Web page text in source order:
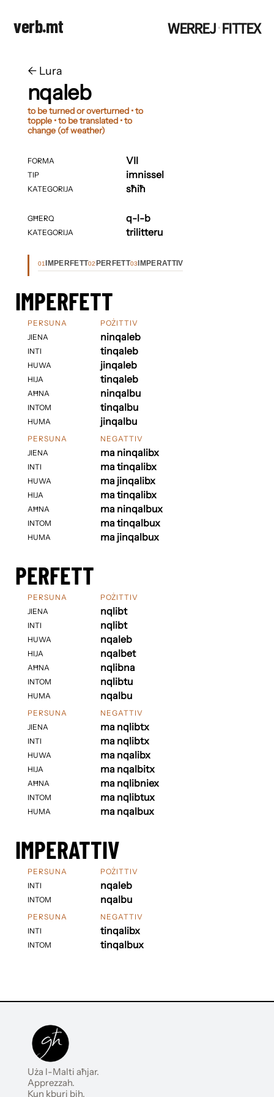
verb.mt WERREJ·FITTEX
← ​​Lura
nqaleb
to be turned or overturned • to
topple • to be translated • to
change (of weather)
FORMA
TIP
KATEGORIJA
GĦERQ
KATEGORIJA
VII
imnissel
sħiħ
q-l-b
trilitteru
01 IMPERFETT02 PERFETT03 IMPERATTIV
IMPERFETT
PERSUNA
JIENA
INTI
HUWA
HIJA
AĦNA
INTOM
HUMA
POŻITTIV
ninqaleb
tinqaleb
jinqaleb
tinqaleb
ninqalbu
tinqalbu
jinqalbu
PERSUNA
JIENA
INTI
HUWA
HIJA
AĦNA
INTOM
HUMA
NEGATTIV
ma ninqalibx
ma tinqalibx
ma jinqalibx
ma tinqalibx
ma ninqalbux
ma tinqalbux
ma jinqalbux
PERFETT
PERSUNA
JIENA
INTI
HUWA
HIJA
AĦNA
INTOM
HUMA
POŻITTIV
nqlibt
nqlibt
nqaleb
nqalbet
nqlibna
nqlibtu
nqalbu
PERSUNA
JIENA
INTI
HUWA
HIJA
AĦNA
INTOM
HUMA
NEGATTIV
ma nqlibtx
ma nqlibtx
ma nqalibx
ma nqalbitx
ma nqlibniex
ma nqlibtux
ma nqalbux
IMPERATTIV
PERSUNA
INTI
INTOM
POŻITTIV
nqaleb
nqalbu
PERSUNA
INTI
INTOM
NEGATTIV
tinqalibx
tinqalbux
Uża l-Malti aħjar.
Apprezzah.
Kun kburi bih.